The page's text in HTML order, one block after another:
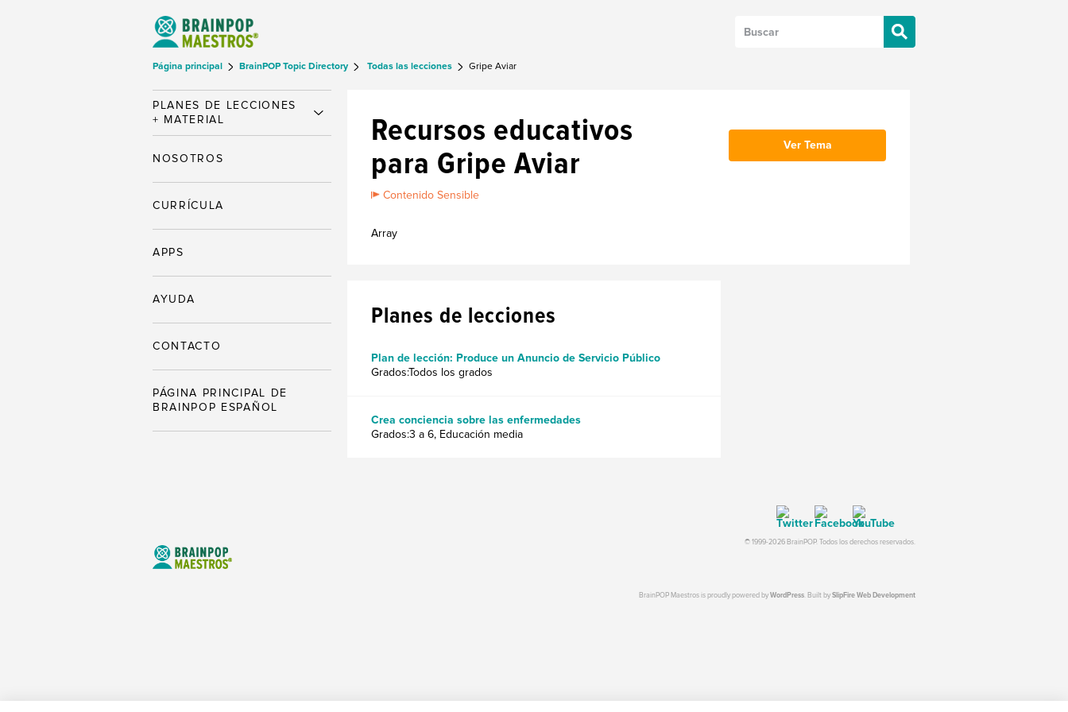
Página principal BrainPOP Topic Directory Todas las lecciones Gripe Aviar
Recursos educativos
para Gripe Aviar
Contenido Sensible
Array
Ver Tema
Planes de lecciones
Plan de lección: Produce un Anuncio de Servicio Público
Grados:Todos los grados
Crea conciencia sobre las enfermedades
Grados:3 a 6, Educación media
PLANES DE LECCIONES
+ MATERIAL
NOSOTROS
CURRÍCULA
APPS
AYUDA
CONTACTO
PÁGINA PRINCIPAL DE
BRAINPOP ESPAÑOL
© 1999-2026 BrainPOP. Todos los derechos reservados.
BrainPOP Maestros is proudly powered byWordPress. Built bySlipFire Web Development